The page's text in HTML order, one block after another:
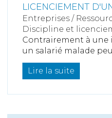
LICENCIEMENT
Entreprises /
Discipline et
Contrairement à une
un salarié malade
Lire la suite